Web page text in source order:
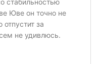
Юве он точно не
за
не удивлюсь.